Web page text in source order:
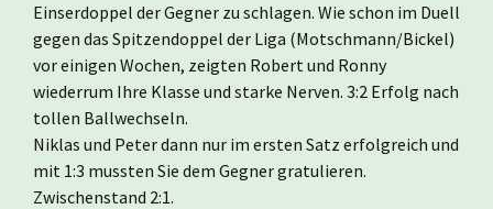
Einserdoppel der Gegner zu schlagen. Wie schon im Duell
gegen das Spitzendoppel der Liga (Motschmann/Bickel)
vor einigen Wochen, zeigten Robert und Ronny
wiederrum Ihre Klasse und starke Nerven. 3:2 Erfolg nach
tollen Ballwechseln.
Niklas und Peter dann nur im ersten Satz erfolgreich und
mit 1:3 mussten Sie dem Gegner gratulieren.
Zwischenstand 2:1.